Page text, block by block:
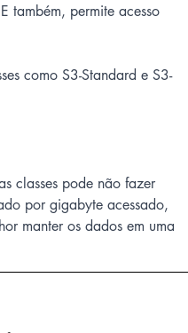
E também, permite acesso
como S3-Standard e S3-
classes pode não fazer
por gigabyte acessado,
manter os dados em uma